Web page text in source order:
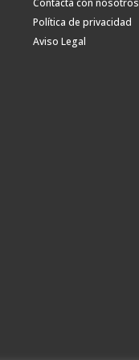
Política de privacidad
Aviso Legal